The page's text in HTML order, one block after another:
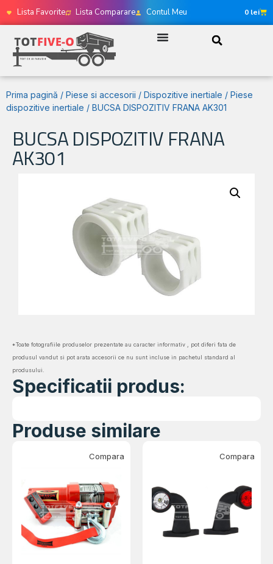
Lista Favorite Lista Comparare Contul Meu 0 lei
Prima pagină / Piese si accesorii / Dispozitive inertiale / Piese
dispozitive inertiale / BUCSA DISPOZITIV FRANA AK301
BUCSA DISPOZITIV FRANA
AK301
*Toate fotografiile produselor prezentate au caracter informativ , pot diferi fata de
produsul vandut si pot arata accesorii ce nu sunt incluse in pachetul standard al
produsului.
Specificatii produs:
Produse similare
Compara Compara